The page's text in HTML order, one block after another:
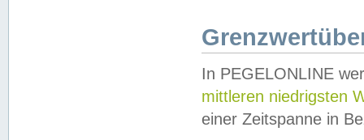
In PEGELONLINE
mittleren niedrigsten
einer Zeitspanne in